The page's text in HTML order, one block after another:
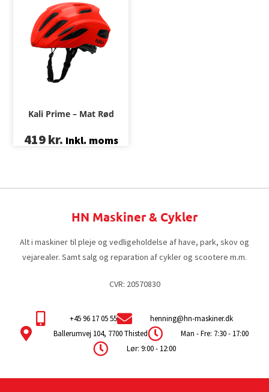
Kali Prime – Mat Rød
419kr. Inkl. moms
HN Maskiner & Cykler
Alt i maskiner til pleje og vedligeholdelse af have, park, skov og
vejarealer. Samt salg og reparation af cykler og scootere m.m.
CVR: 20570830
+45 96 17 05 55
henning@hn-maskiner.dk
Ballerumvej 104, 7700 Thisted
Man - Fre: 7:30 - 17:00
Lør: 9:00 - 12:00